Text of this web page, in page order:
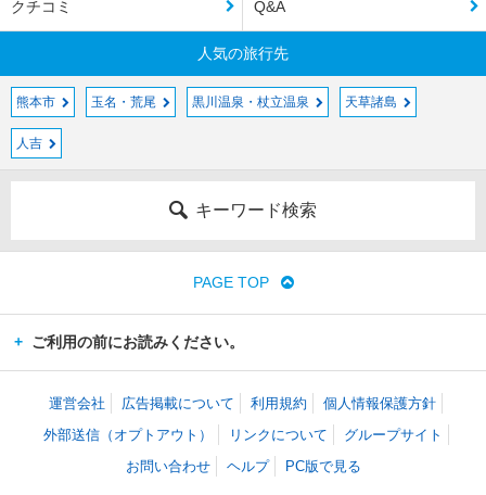
クチコミ Q&A
人気の旅行先
熊本市 玉名・荒尾 黒川温泉・杖立温泉 天草諸島
人吉
キーワード検索
PAGE TOP
ご利用の前にお読みください。
運営会社 広告掲載について 利用規約
個人情報保護方針
外部送信（オプトアウト）
リンクについて
グループサイト
お問い合わせ
ヘルプ PC版で見る